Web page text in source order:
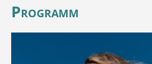
Programm